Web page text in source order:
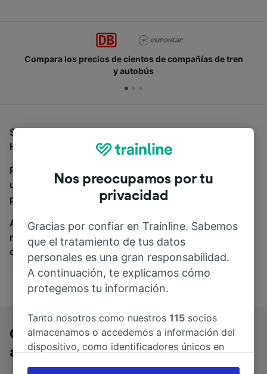
Compara los precios de cientos de compañías de tren
y autobús
Si estás buscando autobuses de Chemnitz Hbf a
Hamburg Hbf, estás en el sitio adecuado.
Para encontrar billetes de autobús, simplemente haz
una búsqueda y nosotros compararemos horarios y
precios tanto de tren como de autobús.
A donde quiera que vayas, tu viaje empieza con
nosotros. Encuentra billetes de más de 170
compañías de tren y autobús.
Chemnitz Hbf a Hamburg Hbf en
autobús
Nos preocupamos por tu
privacidad
Gracias por confiar en Trainline. Sabemos
que el tratamiento de tus datos
personales es una gran responsabilidad.
A continuación, te explicamos cómo
protegemos tu información.
Tanto nosotros como nuestros115 socios
almacenamos o accedemos a información del
dispositivo, como identificadores únicos en